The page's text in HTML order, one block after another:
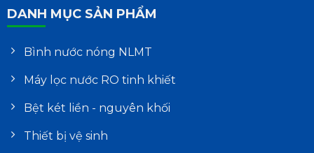
DANH MỤC SẢN PHẨM
Bình nước nóng NLMT
Máy lọc nước RO tinh khiết
Bệt két liền - nguyên khối
Thiết bị vệ sinh